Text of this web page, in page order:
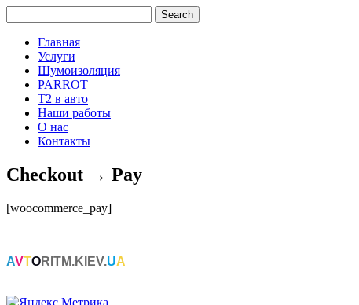
Главная
Услуги
Шумоизоляция
PARROT
Т2 в авто
Наши работы
О нас
Контакты
Checkout → Pay
[woocommerce_pay]
AVTORITM.KIEV.UA